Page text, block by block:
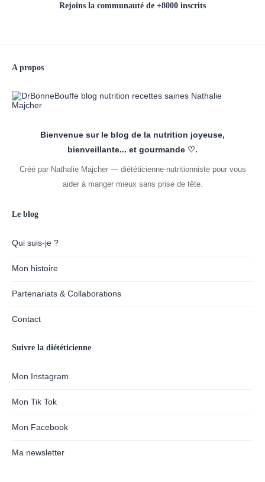
Rejoins la communauté de +8000 inscrits
A propos
Bienvenue sur le blog de la nutrition joyeuse,
bienveillante... et gourmande ♡.
Créé par Nathalie Majcher — diététicienne-nutritionniste pour vous
aider à manger mieux sans prise de tête.
Le blog
Qui suis-je ?
Mon histoire
Partenariats & Collaborations
Contact
Suivre la diététicienne
Mon Instagram
Mon Tik Tok
Mon Facebook
Ma newsletter